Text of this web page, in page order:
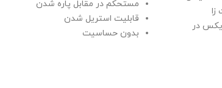
در
مستحکم در مقابل پاره شدن
قابلیت استریل شدن
بدون حساسیت